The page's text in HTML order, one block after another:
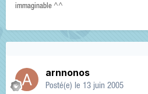
immaginable ^^
arnnonos
Posté(e) le 13 juin 2005